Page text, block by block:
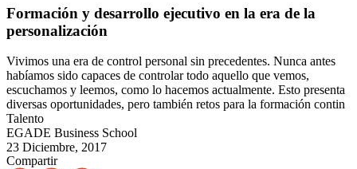
Formación y desarrollo ejecutivo en la era de la
personalización
Vivimos una era de control personal sin precedentes. Nunca antes
habíamos sido capaces de controlar todo aquello que vemos,
escuchamos y leemos, como lo hacemos actualmente. Esto presenta
diversas oportunidades, pero también retos para la formación contin
Talento
EGADE Business School
23 Diciembre, 2017
Compartir